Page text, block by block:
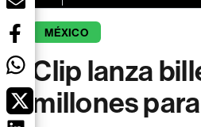
MÉXICO
Clip lanza
millones